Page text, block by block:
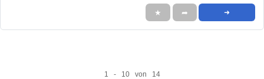
★ ➦ ➜
1 - 10 von 14